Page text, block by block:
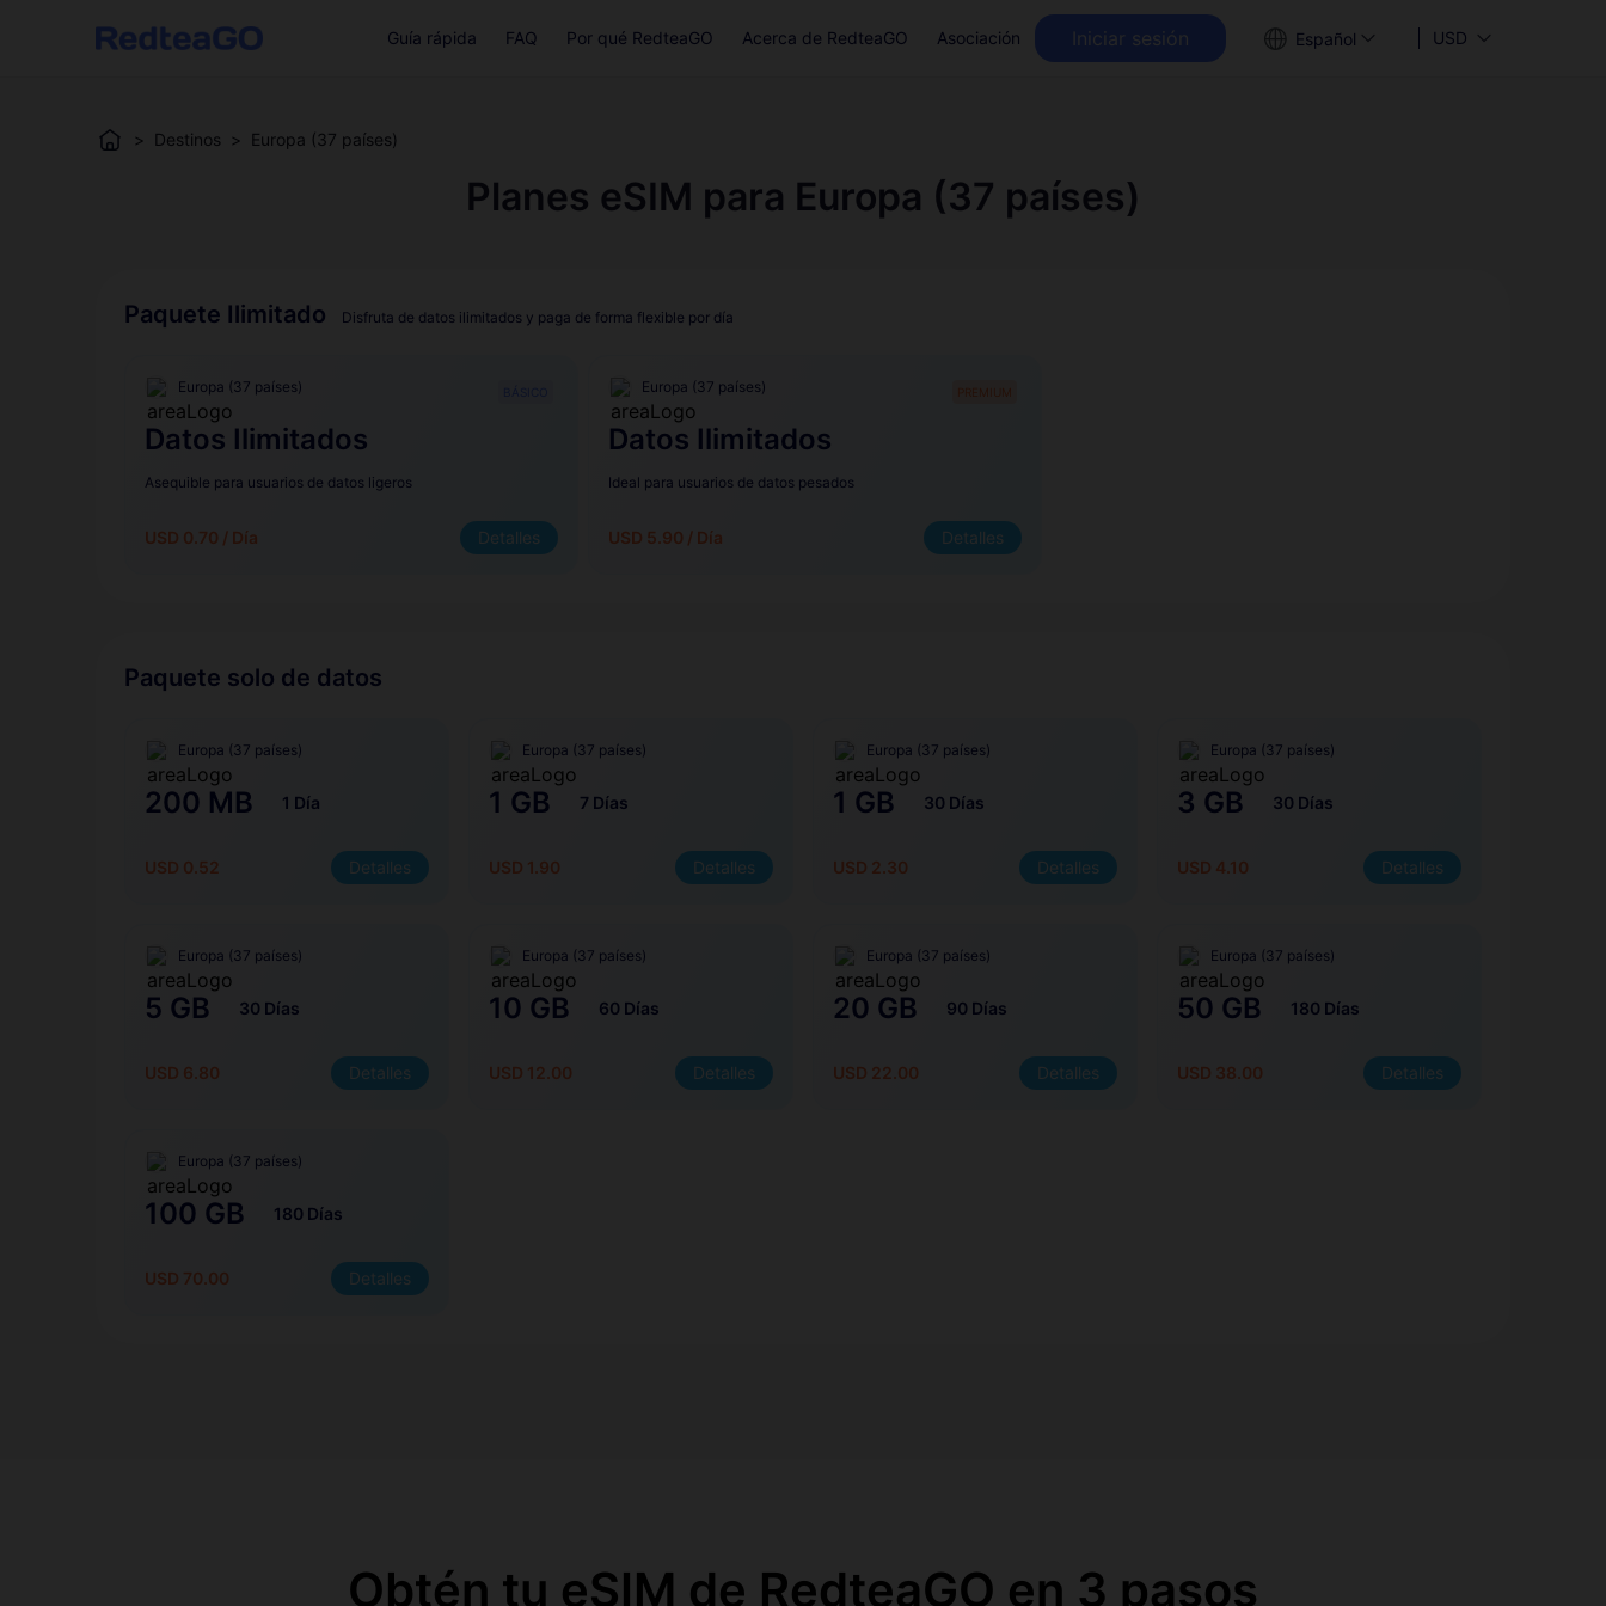
Guía rápida FAQ Por qué RedteaGO Acerca de RedteaGO Asociación Iniciar sesión Español USD
> Destinos > Europa (37 países)
Planes eSIM para Europa (37 países)
Paquete Ilimitado Disfruta de datos ilimitados y paga de forma flexible por día
Europa (37 países)
Datos Ilimitados
Asequible para usuarios de datos ligeros
USD 0.70 / Día Detalles
Europa (37 países)
Datos Ilimitados
Ideal para usuarios de datos pesados
USD 5.90 / Día Detalles
PREMIUM
Paquete solo de datos
Europa (37 países)
200 MB 1 Día
USD 0.52 Detalles
Europa (37 países)
1 GB 7 Días
USD 1.90 Detalles
Europa (37 países)
1 GB 30 Días
USD 2.30 Detalles
Europa (37 países)
3 GB 30 Días
USD 4.10 Detalles
Europa (37 países)
5 GB 30 Días
USD 6.80 Detalles
Europa (37 países)
10 GB 60 Días
USD 12.00 Detalles
Europa (37 países)
20 GB 90 Días
USD 22.00 Detalles
Europa (37 países)
50 GB 180 Días
USD 38.00 Detalles
Europa (37 países)
100 GB 180 Días
USD 70.00 Detalles
Obtén tu eSIM de RedteaGO en 3 pasos